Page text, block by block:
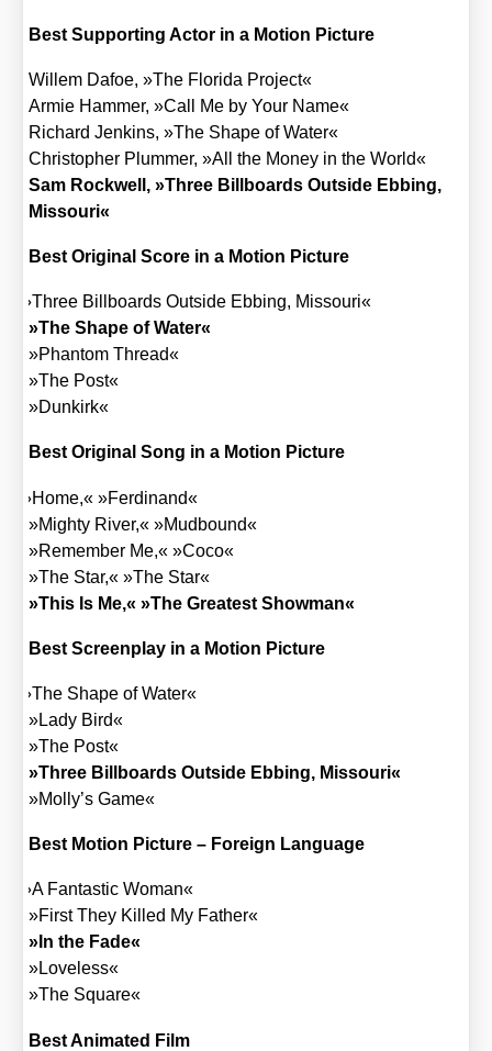
Best Sup­port­ing Actor in a Moti­on Pic­tu­re
Wil­lem Dafoe, »The Flo­ri­da Pro­ject«
Armie Ham­mer, »Call Me by Your Name«
Richard Jenk­ins, »The Shape of Water«
Chris­to­pher Plum­mer, »All the Money in the World«
Sam Rock­well, »Three Bill­boards Out­side Ebbing,
Mis­sou­ri«
Best Ori­gi­nal Score in a Moti­on Pic­tu­re
»Three Bill­boards Out­side Ebbing, Mis­sou­ri«
»The Shape of Water«
»Phan­tom Thread«
»The Post«
»Dun­kirk«
Best Ori­gi­nal Song in a Moti­on Pic­tu­re
»Home,« »Fer­di­nand«
»Migh­ty River,« »Mud­bound«
»Remem­ber Me,« »Coco«
»The Star,« »The Star«
»This Is Me,« »The Grea­test Show­man«
Best Screen­play in a Moti­on Pic­tu­re
»The Shape of Water«
»Lady Bird«
»The Post«
»Three Bill­boards Out­side Ebbing, Mis­sou­ri«
»Molly’s Game«
Best Moti­on Pic­tu­re – For­eign Lan­guage
»A Fan­ta­stic Woman«
»First They Kil­led My Father«
»In the Fade«
»Love­l­ess«
»The Squa­re«
Best Ani­ma­ted Film